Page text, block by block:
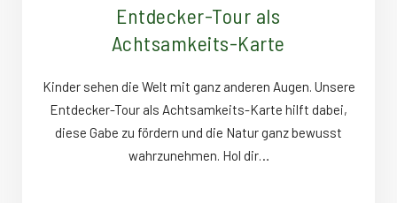
Entdecker-Tour als
Achtsamkeits-Karte
Kinder sehen die Welt mit ganz anderen Augen. Unsere
Entdecker-Tour als Achtsamkeits-Karte hilft dabei,
diese Gabe zu fördern und die Natur ganz bewusst
wahrzunehmen. Hol dir…